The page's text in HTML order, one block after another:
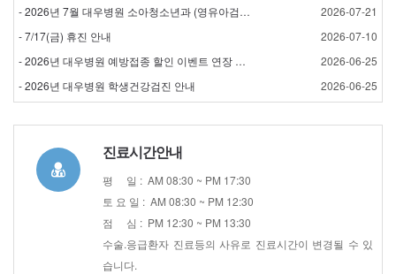
- 2026년 7월 대우병원 소아청소년과 (영유아검진) 검…
2026-07-21
- 7/17(금) 휴진 안내
2026-07-10
- 2026년 대우병원 예방접종 할인 이벤트 연장 안내
2026-06-25
- 2026년 대우병원 학생건강검진 안내
2026-06-25
진료시간안내
평 일 : AM 08:30 ~ PM 17:30
토 요 일 : AM 08:30 ~ PM 12:30
점 심 : PM 12:30 ~ PM 13:30
수술.응급환자 진료등의 사유로 진료시간이 변경될 수 있
습니다.